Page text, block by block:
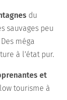
du
sauvages peu
méga
à l'état pur.
et
tourisme à